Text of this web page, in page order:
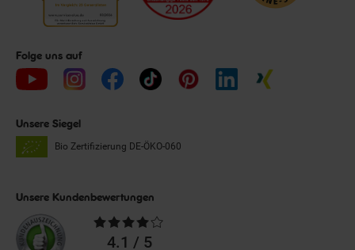
Folge uns auf
Unsere Siegel
Bio Zertifizierung DE-ÖKO-060
Unsere Kundenbewertungen
Durchschnittliche
Bewertungen4.1 / 5